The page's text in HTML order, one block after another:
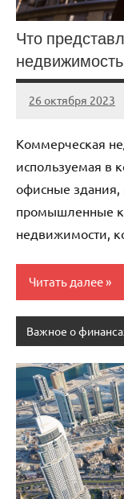
Что
недвижимость
26 октября 2023
Avtor
Нет
Коммерческая
используемая в
офисные здания,
промышленные
недвижимости,
Читать далее
Важное о